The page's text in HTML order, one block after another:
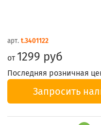
арт. t.3401122
от 1299 руб
Последняя розничная
Запросить